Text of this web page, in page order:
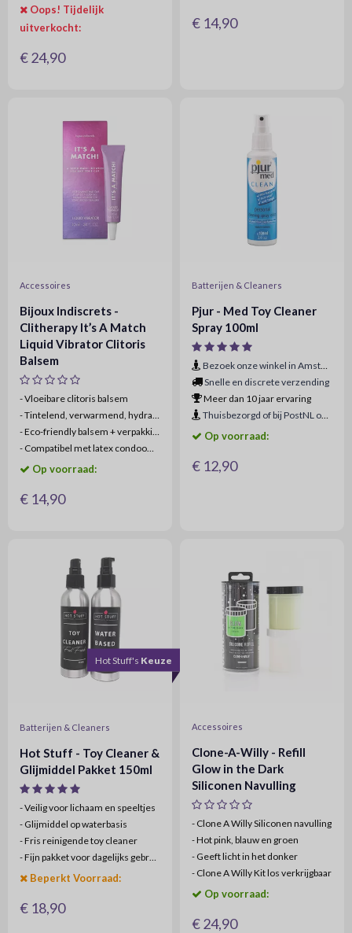
Oops! Tijdelijk
uitverkocht:
€ 24,90
€ 14,90
Accessoires
Bijoux Indiscrets -
Clitherapy It’s A Match
Liquid Vibrator Clitoris
Balsem
- Vloeibare clitoris balsem
-Tintelend, verwarmend, hydraterend
-Eco-friendly balsem + verpakking
- Compatibel met latex condooms & sextoys
Op voorraad:
€ 14,90
Batterijen & Cleaners
Pjur - Med Toy Cleaner
Spray 100ml
Bezoek onze winkel in Amsterdam
Snelle en discrete verzending
Meer dan 10 jaar ervaring
Thuisbezorgd of bij PostNL ophaalpunt
Op voorraad:
€ 12,90
Hot Stuff's Keuze
Batterijen & Cleaners
Hot Stuff - Toy Cleaner &
Glijmiddel Pakket 150ml
- Veilig voor lichaam en speeltjes
- Glijmiddel op waterbasis
-Fris reinigende toy cleaner
-Fijn pakket voor dagelijks gebruik
Beperkt Voorraad:
€ 18,90
Accessoires
Clone-A-Willy - Refill
Glow in the Dark
Siliconen Navulling
- Clone A Willy Siliconen navulling
-Hot pink, blauw en groen
- Geeft licht in het donker
- Clone A Willy Kit los verkrijgbaar
Op voorraad:
€ 24,90